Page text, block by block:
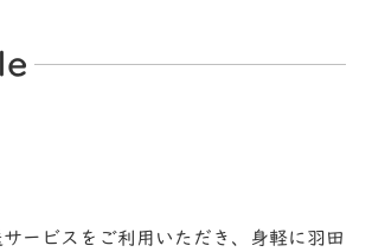
ービスをご利用いただき、身軽に羽田